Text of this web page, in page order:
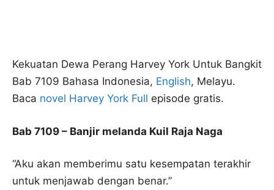
Kekuatan Dewa Perang Harvey York Untuk Bangkit
Bab 7109 Bahasa Indonesia, English, Melayu.
Baca novel Harvey York Full episode gratis.
Bab 7109 – Banjir melanda Kuil Raja Naga
“Aku akan memberimu satu kesempatan terakhir
untuk menjawab dengan benar.”